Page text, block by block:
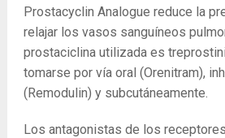
Prostacyclin Analogue reduce la
relajar los vasos sanguíneos
prostaciclina utilizada es
tomarse por vía oral (Orenitram),
(Remodulin) y subcutáneamente.
Los antagonistas de los